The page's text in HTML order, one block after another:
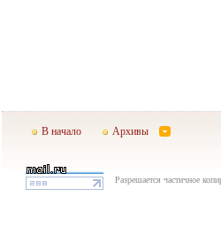
В начало Архивы
Разрешается частичное